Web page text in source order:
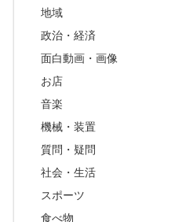
地域
政治・経済
面白動画・画像
お店
音楽
機械・装置
質問・疑問
社会・生活
スポーツ
食べ物